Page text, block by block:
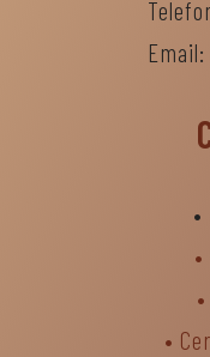
Email:
•
•
•
•